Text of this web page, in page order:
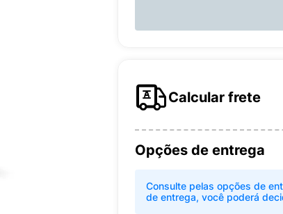
Calcular frete
Opções de entrega
Consulte pelas opções de
de entrega, você poderá